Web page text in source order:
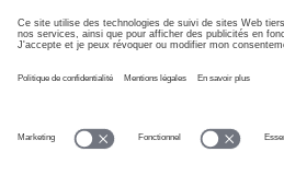
www.suisa.ch
À propos
Clause de non-
responsabilité